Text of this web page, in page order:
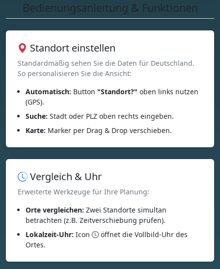
Bedienungsanleitung & Funktionen
Standort einstellen
Standardmäßig sehen Sie die Daten für Deutschland.
So personalisieren Sie die Ansicht:
Automatisch: Button "Standort?" oben links nutzen
(GPS).
Suche: Stadt oder PLZ oben rechts eingeben.
Karte: Marker per Drag & Drop verschieben.
Vergleich & Uhr
Erweiterte Werkzeuge für Ihre Planung:
Orte vergleichen: Zwei Standorte simultan
betrachten (z.B. Zeitverschiebung prüfen).
Lokalzeit-Uhr: Icon
öffnet die Vollbild-Uhr des
Ortes.